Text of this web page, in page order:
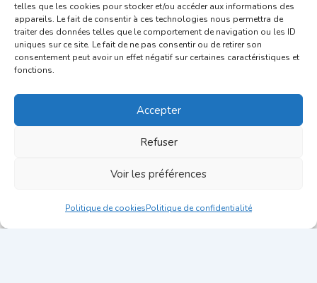
telles que les cookies pour stocker et/ou accéder aux informations des
appareils. Le fait de consentir à ces technologies nous permettra de
traiter des données telles que le comportement de navigation ou les ID
uniques sur ce site. Le fait de ne pas consentir ou de retirer son
consentement peut avoir un effet négatif sur certaines caractéristiques et
fonctions.
Accepter
Refuser
Voir les préférences
Politique de cookiesPolitique de confidentialité
Comment choisir le meilleur site emploi selon vos
Copyright © 2026 Blog Candidatus | Fait avec Candidatus